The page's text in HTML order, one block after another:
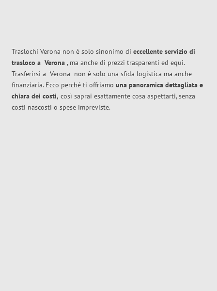
Traslochi Verona non è solo sinonimo di eccellente servizio di
trasloco a Verona , ma anche di prezzi trasparenti ed equi.
Trasferirsi a Verona non è solo una sfida logistica ma anche
finanziaria. Ecco perché ti offriamo una panoramica dettagliata e
chiara dei costi, così saprai esattamente cosa aspettarti, senza
costi nascosti o spese impreviste.